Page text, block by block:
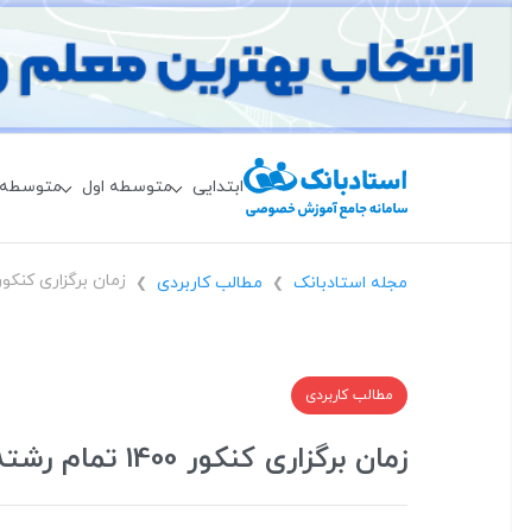
ابتدایی متوسطه اول
مجله استادبانک ❯ مطالب کاربردی ❯
مطالب کاربردی
زمان برگزاری کنکور 1400 تمام رشته‌ها به همراه سایر جزئیات برگزاری